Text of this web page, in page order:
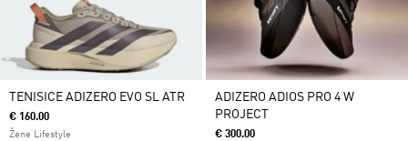
TENISICE ADIZERO EVO SL ATR
€ 160.00
Žene Lifestyle
ADIZERO ADIOS PRO 4 W
PROJECT
€ 300.00